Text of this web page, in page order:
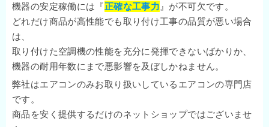
機器の安定稼働には『正確な工事力』が不可欠です。
どれだけ商品が高性能でも取り付け工事の品質が悪い場合
は、
取り付けた空調機の性能を充分に発揮できないばかりか、
機器の耐用年数にまで悪影響を及ぼしかねません。
弊社はエアコンのみお取り扱いしているエアコンの専門店
です。
商品を安く提供するだけのネットショップではございませ